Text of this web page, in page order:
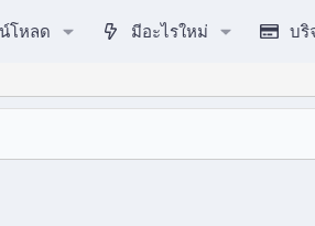
โหลด มีอะไรใหม่ บริ